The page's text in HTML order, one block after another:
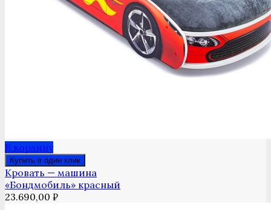
В корзину
Купить в один клик
Кровать — машина
«Бондмобиль» красный
23.690,00 ₽